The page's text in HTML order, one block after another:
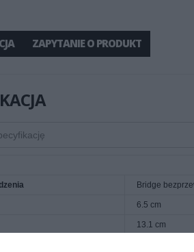
ZAPYTANIE O PRODUKT
Bridge
6.5 cm
13.1 cm